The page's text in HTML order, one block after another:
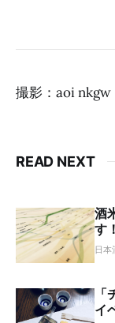
撮影：aoi nkgw
READ NEXT
酒
す！
日
イ